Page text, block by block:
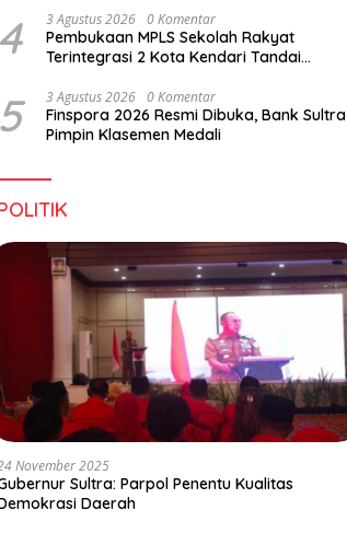
4 3 Agustus 2026 0 Komentar
Pembukaan MPLS Sekolah Rakyat
Terintegrasi 2 Kota Kendari Tandai
5 3 Agustus 2026 0 Komentar
Finspora 2026 Resmi Dibuka, Bank Sultra
Pimpin Klasemen Medali
November 2025
Sultra: Parpol Penentu Kualitas
Daerah